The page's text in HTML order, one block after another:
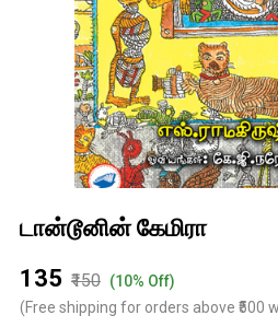
டான்டூனின் கேமிரா
₹135 ₹150 (10% Off)
(Free shipping for orders above ₹500